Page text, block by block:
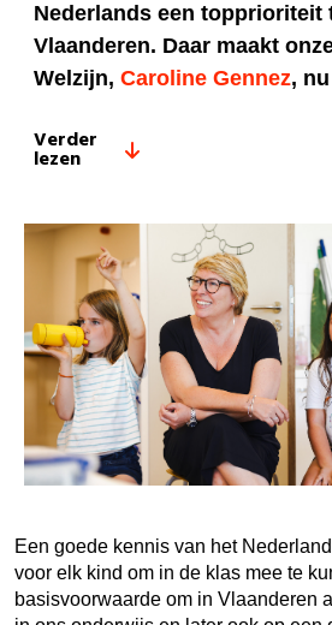
Nederlands een topprioriteit
Vlaanderen. Daar maakt
Welzijn, Caroline Gennez,
Verder
lezen
Een goede kennis van het
voor elk kind om in de klas mee te
basisvoorwaarde om in Vlaanderen